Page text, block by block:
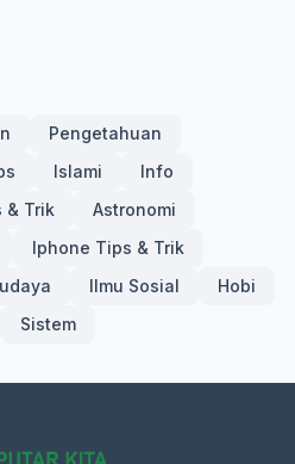
Pengetahuan
Islami
Info
& Trik
Astronomi
Iphone Tips & Trik
Ilmu Sosial
Hobi
Sistem